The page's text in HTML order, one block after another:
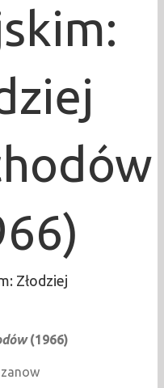
Złodziej
(1966)